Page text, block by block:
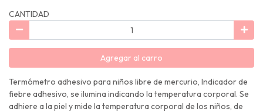
CANTIDAD
Agregar al carro
Termómetro adhesivo para niños libre de mercurio, Indicador de
fiebre adhesivo, se ilumina indicando la temperatura corporal. Se
adhiere a la piel y mide la temperatura corporal de los niños, de